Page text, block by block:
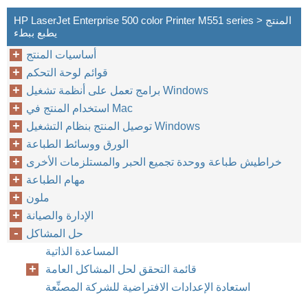
HP LaserJet Enterprise 500 color Printer M551 series > المنتج
يطبع ببطء
أساسيات المنتج
قوائم لوحة التحكم
برامج تعمل على أنظمة تشغيل Windows
استخدام المنتج في Mac
توصيل المنتج بنظام التشغيل Windows
الورق ووسائط الطباعة
خراطيش طباعة ووحدة تجميع الحبر والمستلزمات الأخرى
مهام الطباعة
ملون
الإدارة والصيانة
حل المشاكل
المساعدة الذاتية
قائمة التحقق لحل المشاكل العامة
استعادة الإعدادات الافتراضية للشركة المصنِّعة